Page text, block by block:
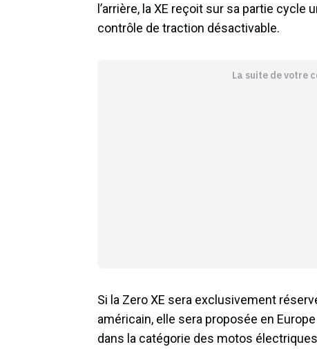
l’arrière, la XE reçoit sur sa partie
contrôle de traction désactivable.
La suite de votre
Si la Zero XE sera exclusivement
américain, elle sera proposée en
dans la catégorie des motos